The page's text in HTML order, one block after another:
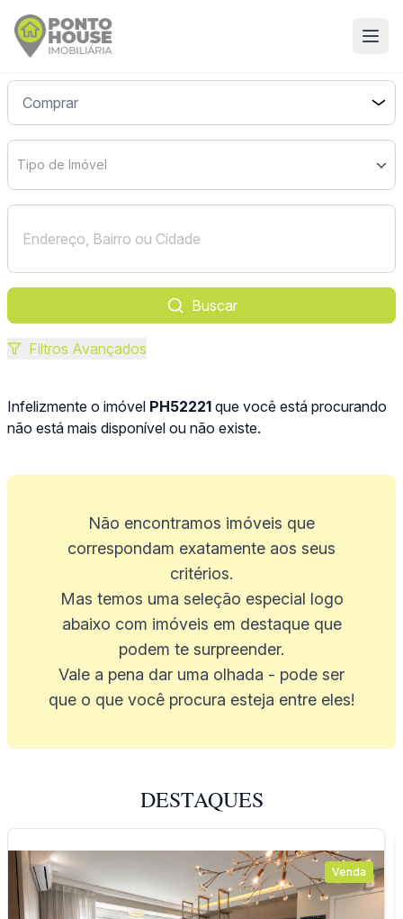
Tipo de Imóvel
Buscar
Filtros Avançados
Infelizmente o imóvel PH52221 que você está procurando
não está mais disponível ou não existe.
Não encontramos imóveis que
correspondam exatamente aos seus
critérios.
Mas temos uma seleção especial logo
abaixo com imóveis em destaque que
podem te surpreender.
Vale a pena dar uma olhada - pode ser
que o que você procura esteja entre eles!
DESTAQUES
Venda